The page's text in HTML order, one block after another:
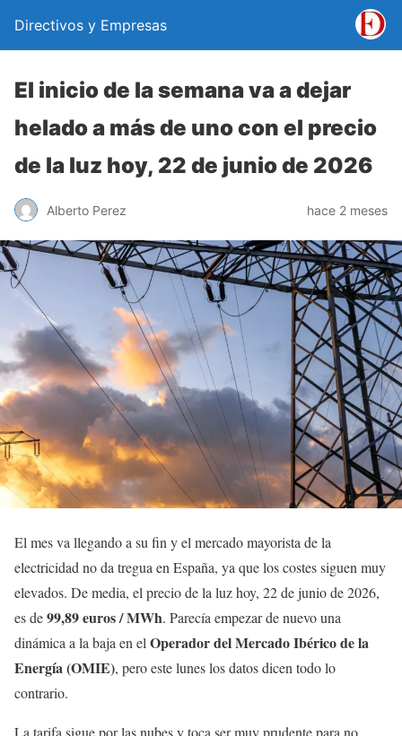
Directivos y Empresas
El inicio de la semana va a dejar
helado a más de uno con el precio
de la luz hoy, 22 de junio de 2026
Alberto Perez hace 2 meses
El mes va llegando a su fin y el mercado mayorista de la
electricidad no da tregua en España, ya que los costes siguen muy
elevados. De media, el precio de la luz hoy, 22 de junio de 2026,
es de99,89 euros / MWh. Parecía empezar de nuevo una
dinámica a la baja en el Operador del Mercado Ibérico de la
Energía (OMIE), pero este lunes los datos dicen todo lo
contrario.
La tarifa sigue por las nubes y toca ser muy prudente para no